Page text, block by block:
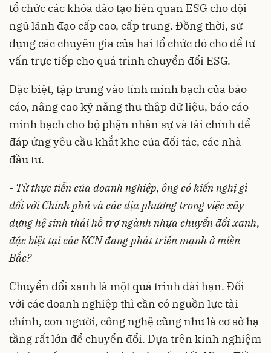
tổ chức các khóa đào tạo liên quan ESG cho đội
ngũ lãnh đạo cấp cao, cấp trung. Đồng thời, sử
dụng các chuyên gia của hai tổ chức đó cho để tư
vấn trực tiếp cho quá trình chuyển đổi ESG.
Đặc biệt, tập trung vào tính minh bạch của báo
cáo, nâng cao kỹ năng thu thập dữ liệu, báo cáo
minh bạch cho bộ phận nhân sự và tài chính để
đáp ứng yêu cầu khắt khe của đối tác, các nhà
đầu tư.
- Từ thực tiễn của doanh nghiệp, ông có kiến nghị gì
đối với Chính phủ và các địa phương trong việc xây
dựng hệ sinh thái hỗ trợ ngành nhựa chuyển đổi xanh,
đặc biệt tại các KCN đang phát triển mạnh ở miền
Bắc?
Chuyển đổi xanh là một quá trình dài hạn. Đối
với các doanh nghiệp thì cần có nguồn lực tài
chính, con người, công nghệ cũng như là cơ sở hạ
tầng rất lớn để chuyển đổi. Dựa trên kinh nghiệm